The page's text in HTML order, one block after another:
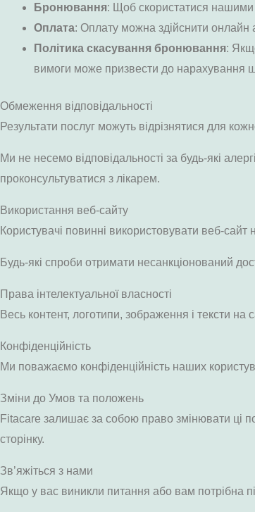
Бронювання: Щоб скористатися нашими
Оплата: Оплату можна здійснити онлайн
Політика скасування бронювання:
вимоги може призвести до нарахування
Обмеження відповідальності
Результати послуг можуть відрізнятися для
Ми не несемо відповідальності за будь-які
проконсультуватися з лікарем.
Використання веб-сайту
Користувачі повинні використовувати веб-сайт
Будь-які спроби отримати несанкціонований
Права інтелектуальної власності
Весь контент, логотипи, зображення і тексти
Конфіденційність
Ми поважаємо конфіденційність наших
Зміни до Умов та положень
Fitacare залишає за собою право змінювати ці
сторінку.
Зв’яжіться з нами
Якщо у вас виникли питання або вам потрібна